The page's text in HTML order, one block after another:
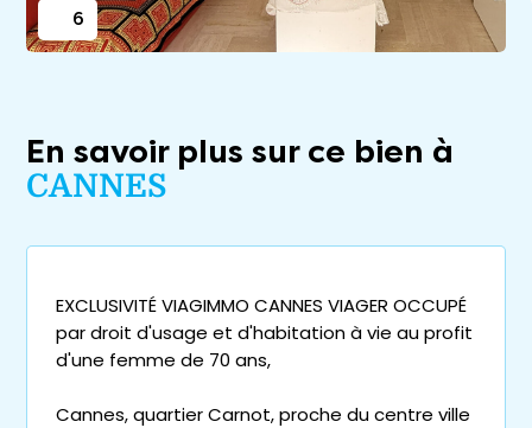
6
En savoir plus sur ce bien à
CANNES
EXCLUSIVITÉ VIAGIMMO CANNES VIAGER OCCUPÉ
par droit d'usage et d'habitation à vie au profit
d'une femme de 70 ans,
Cannes, quartier Carnot, proche du centre ville